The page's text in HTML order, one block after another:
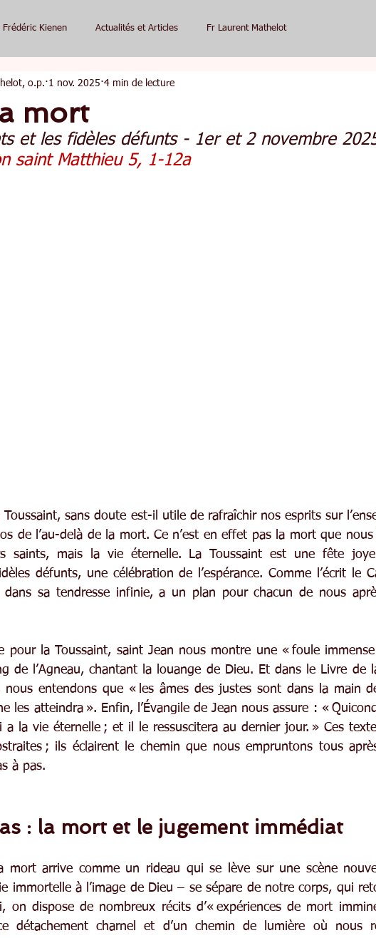
Frédéric Kienen Actualités et Articles Fr Laurent Mathelot
mort
o.p. 1 nov. 2025 4 min de lecture
et les fidèles défunts - 1er et 2 novembre
saint Matthieu 5, 1-12a
Toussaint, sans doute est-il utile de rafraîchir nos esprits sur
de l’au-delà de la mort. Ce n’est en effet pas la mort que
saints, mais la vie éternelle. La Toussaint est une fête
défunts, une célébration de l’espérance. Comme l’écrit le
dans sa tendresse infinie, a un plan pour chacun de nous
pour la Toussaint, saint Jean nous montre une « foule
de l’Agneau, chantant la louange de Dieu. Et dans le Livre de
entendons que « les âmes des justes sont dans la main
les atteindra ». Enfin, l’Évangile de Jean nous assure : «
a la vie éternelle ; et il le ressuscitera au dernier jour. » Ces
; ils éclairent le chemin que nous empruntons tous
à pas.
: la mort et le jugement immédiat
mort arrive comme un rideau qui se lève sur une scène
immortelle à l’image de Dieu – se sépare de notre corps, qui
on dispose de nombreux récits d’« expériences de mort
détachement charnel et d’un chemin de lumière où nous